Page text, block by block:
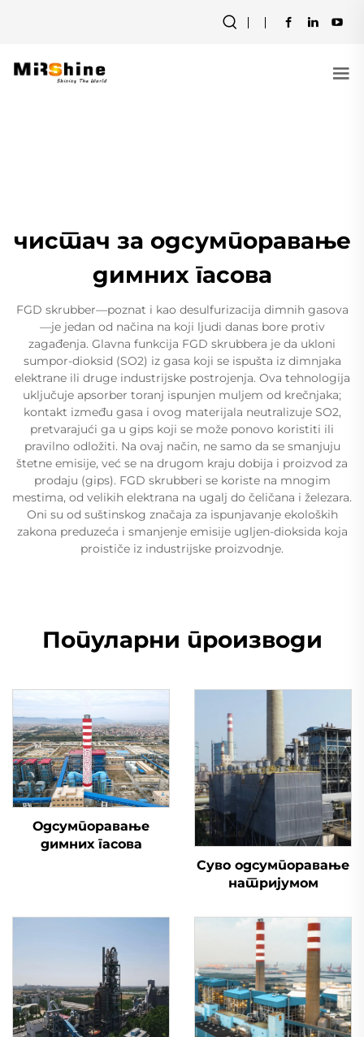
чистач за одсумпоравање
димних гасова
FGD skrubber—poznat i kao desulfurizacija dimnih gasova
—je jedan od načina na koji ljudi danas bore protiv
zagađenja. Glavna funkcija FGD skrubbera je da ukloni
sumpor-dioksid (SO2) iz gasa koji se ispušta iz dimnjaka
elektrane ili druge industrijske postrojenja. Ova tehnologija
uključuje apsorber toranj ispunjen muljem od krečnjaka;
kontakt između gasa i ovog materijala neutralizuje SO2,
pretvarajući ga u gips koji se može ponovo koristiti ili
pravilno odložiti. Na ovaj način, ne samo da se smanjuju
štetne emisije, već se na drugom kraju dobija i proizvod za
prodaju (gips). FGD skrubberi se koriste na mnogim
mestima, od velikih elektrana na ugalj do čeličana i železara.
Oni su od suštinskog značaja za ispunjavanje ekoloških
zakona preduzeća i smanjenje emisije ugljen-dioksida koja
proističe iz industrijske proizvodnje.
Популарни производи
Одсумпоравање
димних гасова
Суво одсумпоравање
натријумом